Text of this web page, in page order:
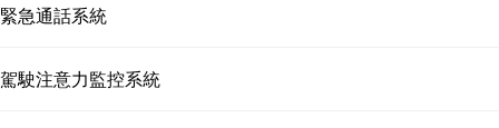
緊急通話系統
駕駛注意力監控系統